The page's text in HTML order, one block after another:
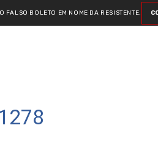
FALSO BOLETO EM NOME DA RESISTENTE.
1278